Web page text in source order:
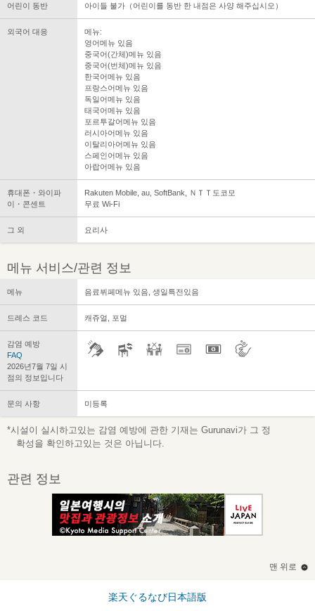
어린이 동반 아이들 불가（어린이를 동반 한 내점은 사양 해주십시오）
외국어 대응
메뉴:
영어메뉴 있음
중국어(간체)메뉴 있음
중국어(번체)메뉴 있음
한국어메뉴 있음
프랑스어메뉴 있음
독일어메뉴 있음
태국어메뉴 있음
포르투갈어메뉴 있음
러시아어메뉴 있음
이탈리아어메뉴 있음
스페인어메뉴 있음
아랍어메뉴 있음
휴대폰・와이파
이・콘센트
Rakuten Mobile, au, SoftBank, ＮＴＴ도코모
무료 Wi-Fi
그 외 요리사
메뉴 서비스/관련 정보
메뉴 음료뷔페메뉴 있음, 생일특전있음
드레스 코드 캐쥬얼, 포멀
감염 예방
FAQ
2026년7월 7일 시
점의 정보입니다
문의 사항 미등록
*시설이 실시하고있는 감염 예방에 관한 기재는 Gurunavi가 그 정
확성을 확인하고있는 것은 아닙니다.
관련 정보
맨 위로
楽天ぐるなび日本語版